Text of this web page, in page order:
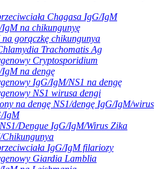
Chagasa IgG/IgM
IgM na chikungunyę
na gorączkę chikungunya
Trachomatis Ag
Cryptosporidium
IgM na dengę
IgG/IgM/NS1 na dengę
NS1 wirusa dengi
na dengę NS1/dengę IgG/IgM/wirus
IgM
Dengue IgG/IgM/Wirus Zika
IgG/IgM filariozy
Giardia Lamblia